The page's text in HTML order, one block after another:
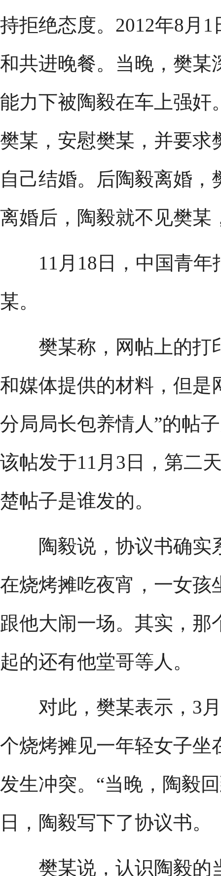
持拒绝态度。2012年8月
和共进晚餐。当晚，樊某
能力下被陶毅在车上强奸
樊某，安慰樊某，并要求
自己结婚。后陶毅离婚
离婚后，陶毅就不见樊某
11月18日，中国青年
某。
樊某称，网帖上的打
和媒体提供的材料，但是
分局局长包养情人”的帖
该帖发于11月3日，第二
楚帖子是谁发的。
陶毅说，协议书确实
在烧烤摊吃夜宵，一女孩
跟他大闹一场。其实，
起的还有他堂哥等人。
对此，樊某表示，3月
个烧烤摊见一年轻女子坐
发生冲突。“当晚，陶毅
日，陶毅写下了协议书。
樊某说，认识陶毅的